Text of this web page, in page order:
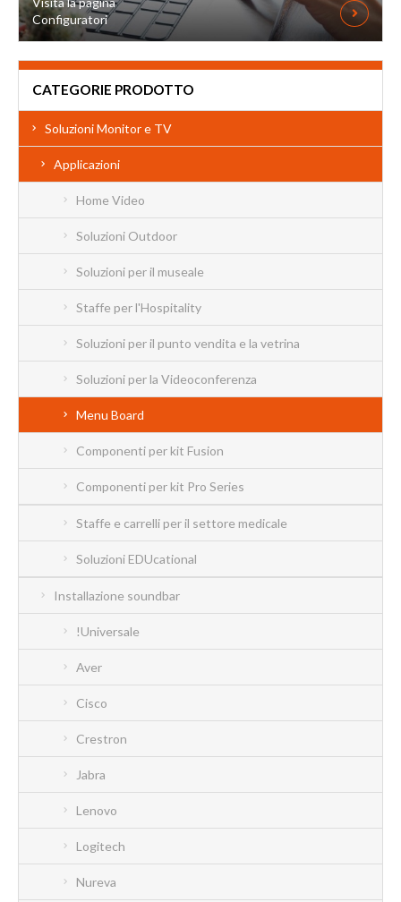
Configuratori
CATEGORIE PRODOTTO
Soluzioni Monitor e TV
Applicazioni
Home Video
Soluzioni Outdoor
Soluzioni per il museale
Staffe per l'Hospitality
Soluzioni per il punto vendita e la vetrina
Soluzioni per la Videoconferenza
Menu Board
Componenti per kit Fusion
Componenti per kit Pro Series
Staffe e carrelli per il settore medicale
Soluzioni EDUcational
Installazione soundbar
!Universale
Aver
Cisco
Crestron
Jabra
Lenovo
Logitech
Nureva